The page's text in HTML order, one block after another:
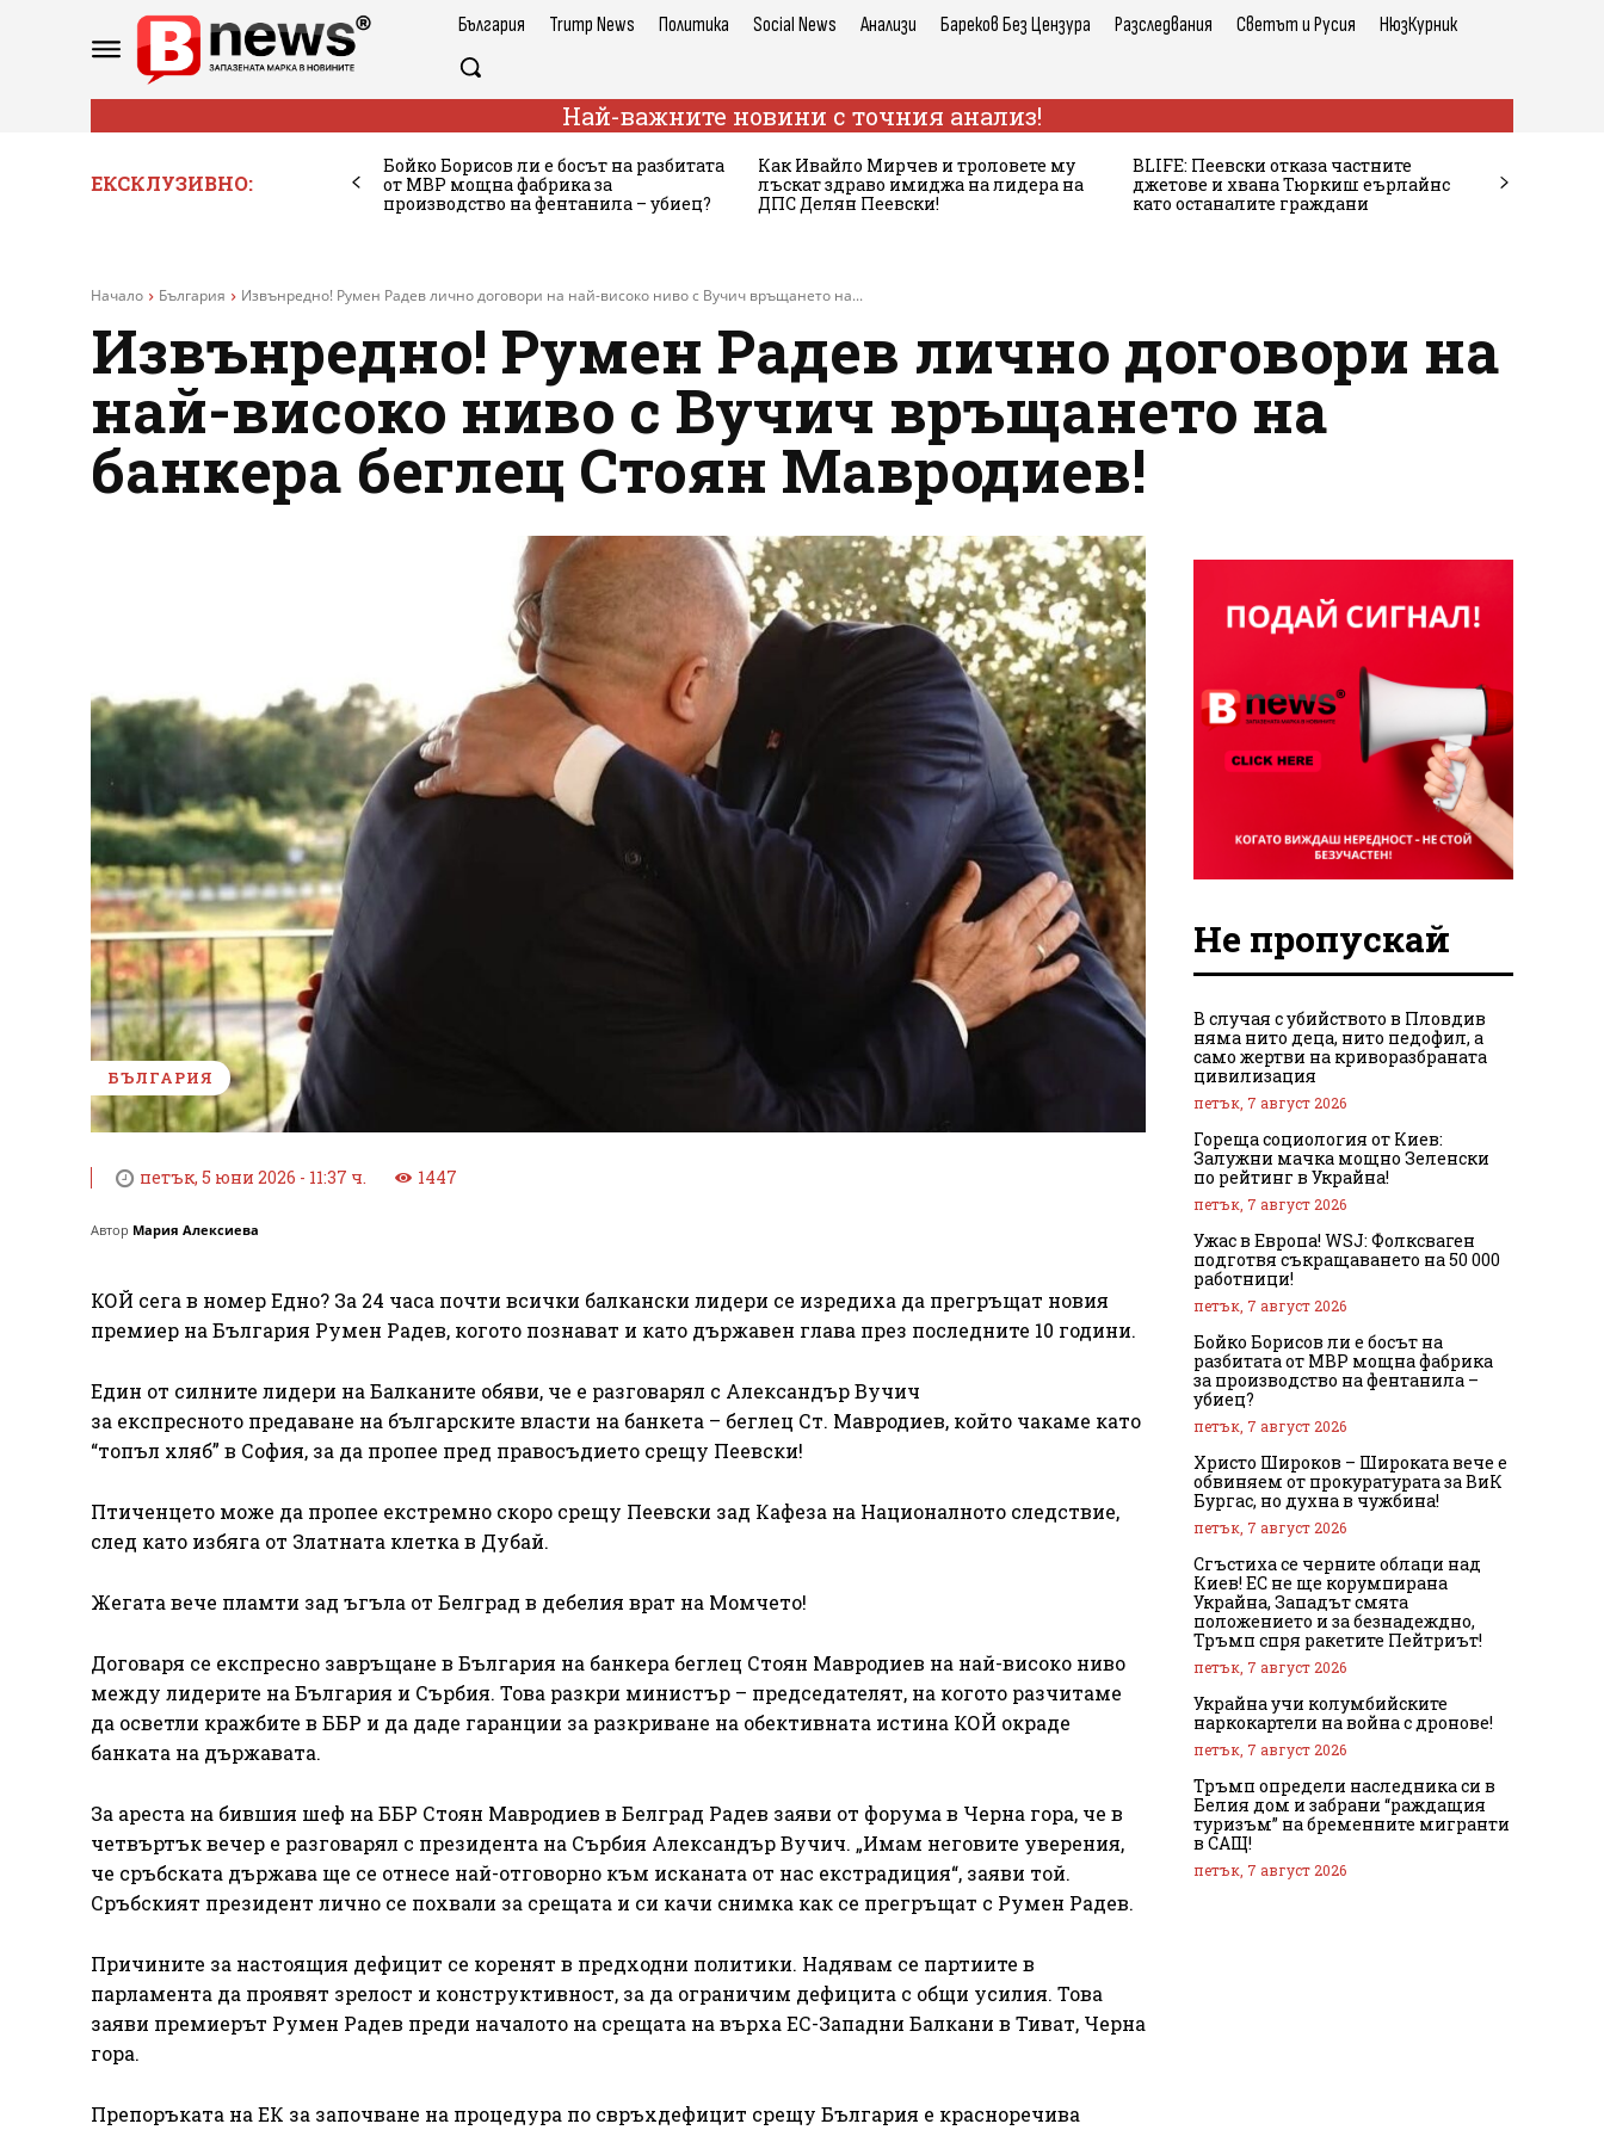
България Trump News Политика Social News Анализи Бареков Без Цензура Разследвания Светът и Русия НюзКурник
Най-важните новини с точния анализ!
ЕКСКЛУЗИВНО:
Бойко Борисов ли е босът на разбитата
от МВР мощна фабрика за
производство на фентанила – убиец?
Как Ивайло Мирчев и троловете му
лъскат здраво имиджа на лидера на
ДПС Делян Пеевски!
BLIFE: Пеевски отказа частните
джетове и хвана Тюркиш еърлайнс
като останалите граждани
Начало България Извънредно! Румен Радев лично договори на най-високо ниво с Вучич връщането на...
Извънредно! Румен Радев лично договори на
най-високо ниво с Вучич връщането на
банкера беглец Стоян Мавродиев!
БЪЛГАРИЯ
петък, 5 юни 2026 - 11:37 ч. 1447
Автор Мария Алексиева
КОЙ сега в номер Едно? За 24 часа почти всички балкански лидери се изредиха да прегръщат новия
премиер на България Румен Радев, когото познават и като държавен глава през последните 10 години.
Един от силните лидери на Балканите обяви, че е разговарял с Александър Вучич
за експресното предаване на българските власти на банкета – беглец Ст. Мавродиев, който чакаме като
“топъл хляб” в София, за да пропее пред правосъдието срещу Пеевски!
Птиченцето може да пропее екстремно скоро срещу Пеевски зад Кафеза на Националното следствие,
след като избяга от Златната клетка в Дубай.
Жегата вече пламти зад ъгъла от Белград в дебелия врат на Момчето!
Договаря се експресно завръщане в България на банкера беглец Стоян Мавродиев на най-високо ниво
между лидерите на България и Сърбия. Това разкри министър – председателят, на когото разчитаме
да осветли кражбите в ББР и да даде гаранции за разкриване на обективната истина КОЙ окраде
банката на държавата.
За ареста на бившия шеф на ББР Стоян Мавродиев в Белград Радев заяви от форума в Черна гора, че в
четвъртък вечер е разговарял с президента на Сърбия Александър Вучич. „Имам неговите уверения,
че сръбската държава ще се отнесе най-отговорно към исканата от нас екстрадиция“, заяви той.
Сръбският президент лично се похвали за срещата и си качи снимка как се прегръщат с Румен Радев.
Причините за настоящия дефицит се коренят в предходни политики. Надявам се партиите в
парламента да проявят зрелост и конструктивност, за да ограничим дефицита с общи усилия. Това
заяви премиерът Румен Радев преди началото на срещата на върха ЕС-Западни Балкани в Тиват, Черна
гора.
Препоръката на ЕК за започване на процедура по свръхдефицит срещу България е красноречива
Не пропускай
В случая с убийството в Пловдив
няма нито деца, нито педофил, а
само жертви на криворазбраната
цивилизация
петък, 7 август 2026
Гореща социология от Киев:
Залужни мачка мощно Зеленски
по рейтинг в Украйна!
петък, 7 август 2026
Ужас в Европа! WSJ: Фолксваген
подготвя съкращаването на 50 000
работници!
петък, 7 август 2026
Бойко Борисов ли е босът на
разбитата от МВР мощна фабрика
за производство на фентанила –
убиец?
петък, 7 август 2026
Христо Широков – Широката вече е
обвиняем от прокуратурата за ВиК
Бургас, но духна в чужбина!
петък, 7 август 2026
Сгъстиха се черните облаци над
Киев! ЕС не ще корумпирана
Украйна, Западът смята
положението и за безнадеждно,
Тръмп спря ракетите Пейтриът!
петък, 7 август 2026
Украйна учи колумбийските
наркокартели на война с дронове!
петък, 7 август 2026
Тръмп определи наследника си в
Белия дом и забрани “раждащия
туризъм” на бременните мигранти
в САЩ!
петък, 7 август 2026